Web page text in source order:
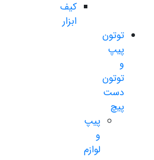
کیف
ابزار
توتون
پیپ
و
توتون
دست
پیچ
پیپ
و
لوازم